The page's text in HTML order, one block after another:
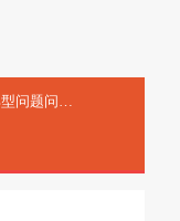
[代理记账资讯]最新2025股权转让9个典型问题问答